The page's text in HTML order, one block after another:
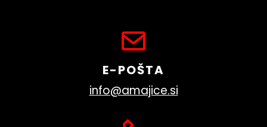
E-POŠTA
info@amajice.si